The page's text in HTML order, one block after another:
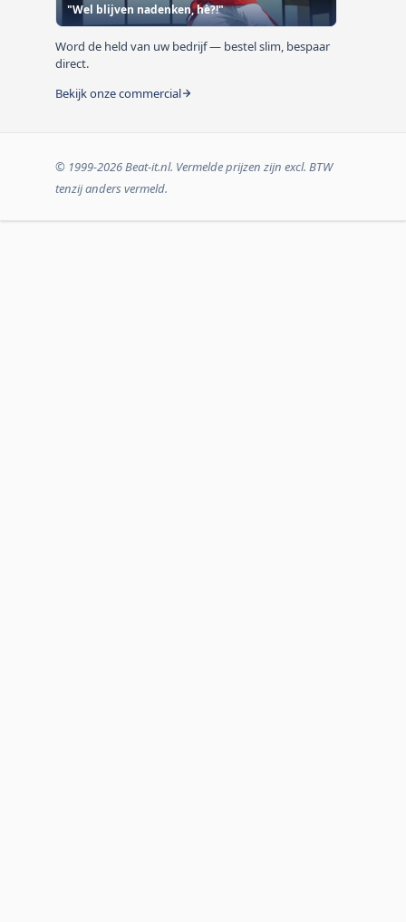
"Wel blijven nadenken, hè?!"
Word de held van uw bedrijf — bestel slim, bespaar
direct.
Bekijk onze commercial
© 1999-2026 Beat-it.nl. Vermelde prijzen zijn excl. BTW
tenzij anders vermeld.